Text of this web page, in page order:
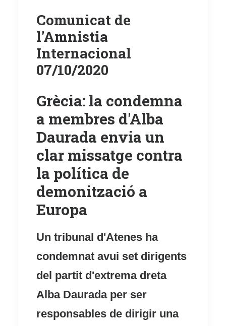
Comunicat de
l'Amnistia
Internacional
07/10/2020
Grècia: la condemna
a membres d'Alba
Daurada envia un
clar missatge contra
la política de
demonització a
Europa
Un tribunal d'Atenes ha
condemnat avui set dirigents
del partit d'extrema dreta
Alba Daurada per ser
responsables de dirigir una